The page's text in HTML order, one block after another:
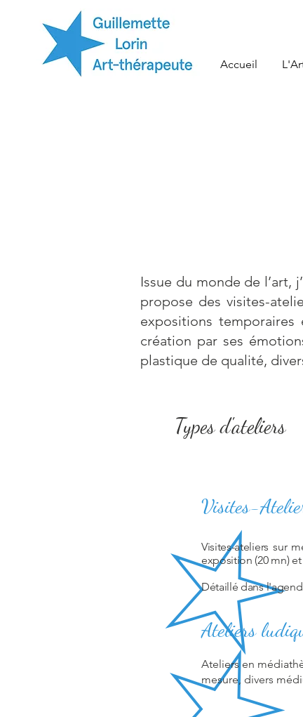
Accueil
Issue du monde de l’art,
propose des visites-
expositions temporaires
création par ses
plastique de qualité,
Types d'ateliers
Visites-
Visites-ateliers sur
exposition (20 mn)
Détaillé dans
Ateliers
Ateliers en
mesure, divers